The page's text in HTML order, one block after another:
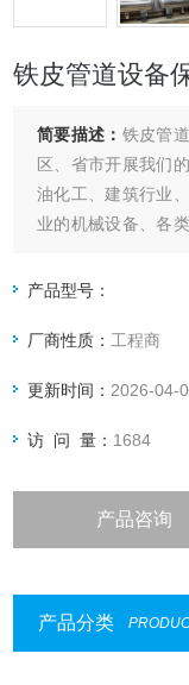
铁皮管道设备
简要描述： 铁皮管
区、省市开展我们
油化工、建筑行业
业的机械设备、各
量也是无可挑剔，
棉系列项目需要保温
产品型号：
厂商性质： 工程商
更新时间： 2026-04-
访 问 量： 1684
产品咨询
产品分类